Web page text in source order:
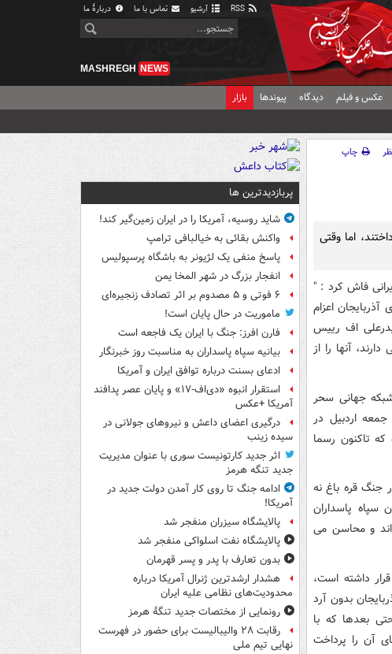
آرشیو تماس با ما دربارهٔ ما
MASHREGH NEWS
عکس و فیلم دیدگاه پیوندها بازار
چاپ
اما وقتی
فاش کرد : "
اعزام
اف رییس
آنها را از
جهانی سحر
اردبیل در
تاکنون رسما
جنگ قره باغ نه
سپاه پاسداران
اند و محاسن می
داشته است،
بدون آرد
بعدها که با
آن را پرداخت
پربازدیدترین ها
شاید روسیه، آمریکا را در ایران زمین‌گیر کند!
واکنش بقائی به خیالبافی ترامپ
پاسخ منفی یک لژیونر به باشگاه پرسپولیس
انفجار بزرگ در شهر المخا یمن
۶ فوتی و ۵ مصدوم بر اثر تصادف زنجیره‌ای
ماموریت در حال پایان است!
فارن افرز: جنگ با ایران یک فاجعه است
بیانیه سپاه پاسداران به مناسبت روز خبرنگار
ادعای بسنت درباره توافق ایران و آمریکا
استقرار انبوه «دی‌اف‑۱۷» و پایان عصر پدافند
آمریکا +عکس
درگیری اعضای داعش و نیروهای جولانی در
سیده زینب
اثر جدید کارتونیست سوری با عنوان مدیریت
جدید تنگه هرمز
ادامه جنگ تا روی کار آمدن دولت جدید در
آمریکا!
پالایشگاه سیزران منفجر شد
پالایشگاه نفت اسلواکی منفجر شد
بدون تعارف با پدر و پسر قهرمان
هشدار ارشدترین ژنرال آمریکا درباره
محدودیت‌های نظامی علیه ایران
رونمایی از مختصات جدید تنگۀ هرمز
رقابت ۲۸ والیبالیست برای حضور در فهرست
نهایی تیم ملی